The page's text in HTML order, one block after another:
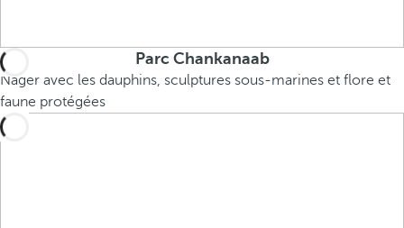
Parc Chankanaab
Nager avec les dauphins, sculptures sous-marines et flore et
faune protégées